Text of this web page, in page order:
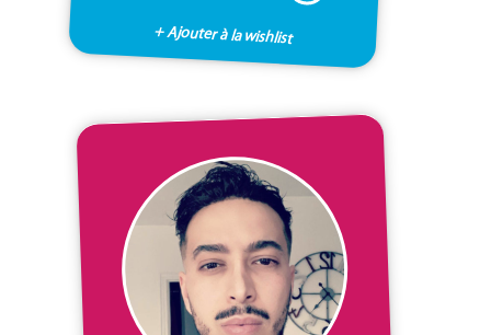
+ Ajouter à la wishlist